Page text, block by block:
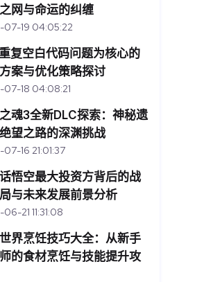
网与命运的纠缠
07-19 04:05:22
复空白代码问题为核心的
案与优化策略探讨
18 04:08:21
魂3全新DLC探索：神秘遗
望之路的深渊挑战
16 21:01:37
悟空最大投资方背后的战
与未来发展前景分析
21 11:31:08
界烹饪技巧大全：从新手
的食材烹饪与技能提升攻